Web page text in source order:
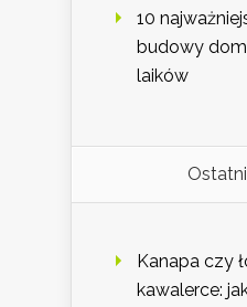
10
budowy
laików
Kanapa czy
kawalerce: